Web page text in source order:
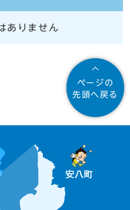
ありません
ページの
先頭へ戻る